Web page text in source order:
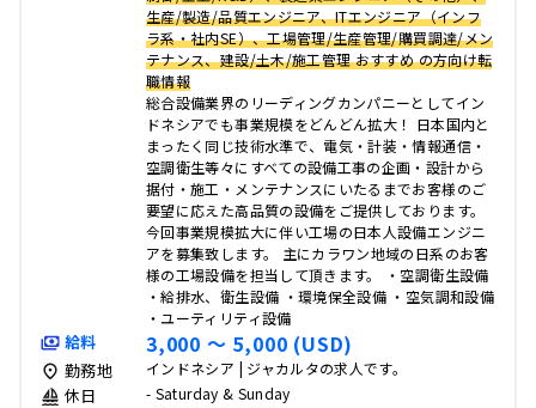
生産/製造/品質エンジニア、ITエンジニア（インフ
ラ系・社内SE）、工場管理/生産管理/購買調達/メン
テナンス、建設/土木/施工管理 おすすめ の方向け転
職情報
総合設備業界のリーディングカンパニーとしてイン
ドネシアでも事業規模をどんどん拡大！ 日本国内と
まったく同じ技術水準で、電気・計装・情報通信・
空調衛生等々にすべての設備工事の企画・設計から
据付・施工・メンテナンスにいたるまでお客様のご
要望に応えた高品質の設備をご提供しております。
今回事業規模拡大に伴い工場の日本人設備エンジニ
アを募集致します。 主にカラワン地域の日系のお客
様の工場設備を担当して頂きます。 ・空調衛生設備
・給排水、衛生設備 ・環境保全設備 ・空気調和設備
・ユーティリティ設備
給料 3,000 〜 5,000 (USD)
勤務地 インドネシア | ジャカルタの求人です。
休日
- Saturday & Sunday